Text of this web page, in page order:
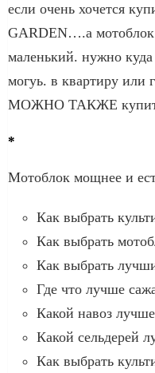
если очень хочется
GARDEN….а мотоблок
маленький. нужно куда
могуь. в квартиру или
МОЖНО ТАКЖЕ
*
Мотоблок мощнее и
Как выбрать
Как выбрать
Как выбрать
Где что лучше
Какой навоз лучше
Какой сельдерей
Как выбрать